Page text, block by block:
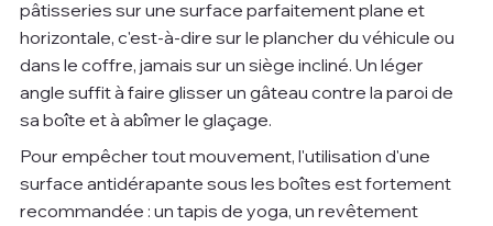
pâtisseries sur une surface parfaitement plane et
horizontale, c'est-à-dire sur le plancher du véhicule ou
dans le coffre, jamais sur un siège incliné. Un léger
angle suffit à faire glisser un gâteau contre la paroi de
sa boîte et à abîmer le glaçage.
Pour empêcher tout mouvement, l'utilisation d'une
surface antidérapante sous les boîtes est fortement
recommandée : un tapis de yoga, un revêtement